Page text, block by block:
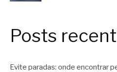
Posts
Evite paradas: onde encontrar